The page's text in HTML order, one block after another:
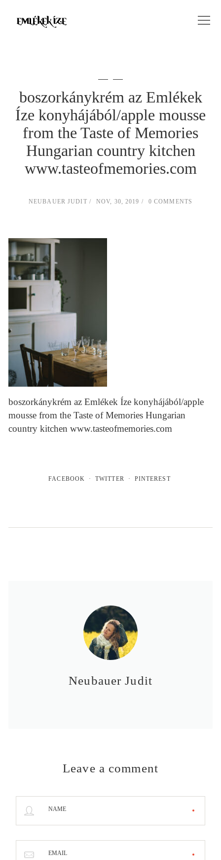
boszorkánykrém az Emlékek
Íze konyhájából/apple mousse
from the Taste of Memories
Hungarian country kitchen
www.tasteofmemories.com
NEUBAUER JUDIT NOV, 30, 2019 0 COMMENTS
boszorkánykrém az Emlékek Íze konyhájából/apple
mousse from the Taste of Memories Hungarian
country kitchen www.tasteofmemories.com
FACEBOOK TWITTER PINTEREST
Neubauer Judit
Leave a comment
NAME
EMAIL